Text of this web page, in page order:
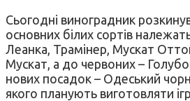
Сьогодні виноградник
основних білих сортів
Леанка, Трамінер, Мускат
Мускат, а до червоних –
нових посадок – Одеський
якого планують виготовляти